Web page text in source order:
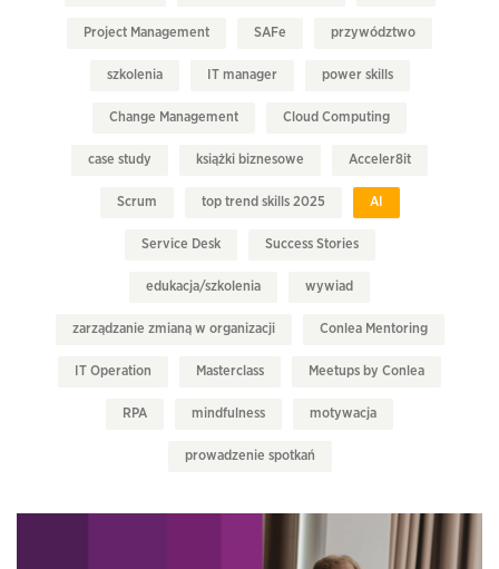
Project Management SAFe przywództwo
szkolenia IT manager power skills
Change Management Cloud Computing
case study książki biznesowe Acceler8it
Scrum top trend skills 2025 AI
Service Desk Success Stories
edukacja/szkolenia wywiad
zarządzanie zmianą w organizacji Conlea Mentoring
IT Operation Masterclass Meetups by Conlea
RPA mindfulness motywacja
prowadzenie spotkań